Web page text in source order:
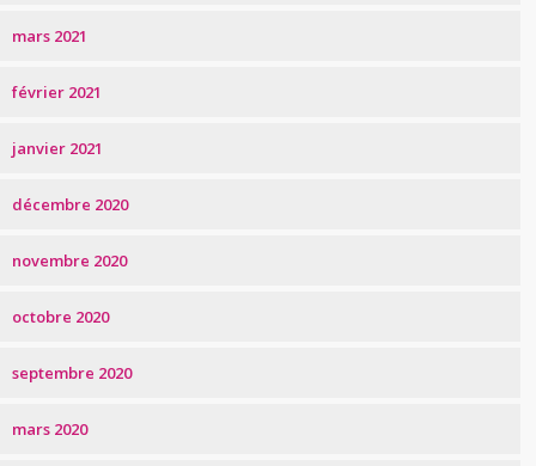
mars 2021
février 2021
janvier 2021
décembre 2020
novembre 2020
octobre 2020
septembre 2020
mars 2020